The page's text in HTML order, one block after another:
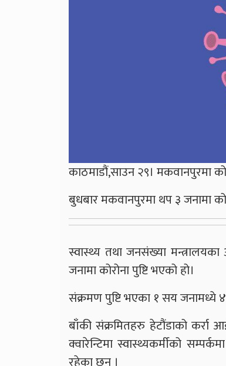
काठमाडौं,साउन २९। मकवानपुरमा
बुधबार मकवानपुरमा थप ३ जनामा
स्वास्थ्य तथा जनसंख्या
जनामा कोरोना पुष्टि भएको हो।
संक्रमण पुष्टि भएका १ सय जनामध्ये
बाँकी संक्रमितहरु हेटौंडाको
क्वारेन्टिमा स्वास्थ्यकर्मीको